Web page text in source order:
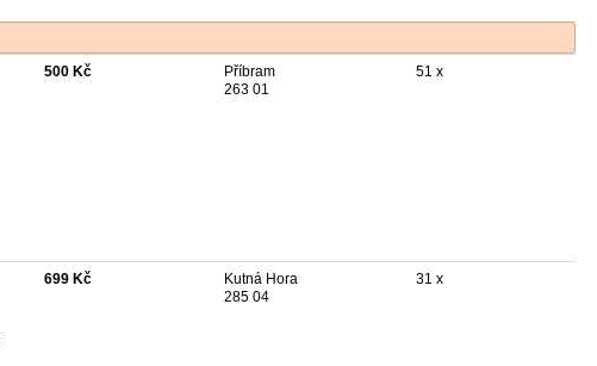
500 Kč
Příbram
263 01
51 x
699 Kč
Kutná Hora
285 04
31 x